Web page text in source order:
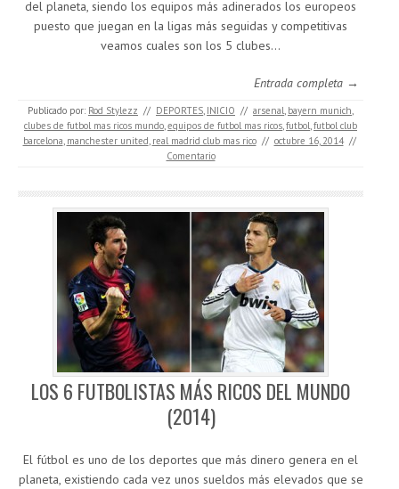
del planeta, siendo los equipos más adinerados los europeos
puesto que juegan en la ligas más seguidas y competitivas
veamos cuales son los 5 clubes…
Entrada completa →
Publicado por: Rod Stylezz // DEPORTES, INICIO // arsenal, bayern munich,
clubes de futbol mas ricos mundo,equipos de futbol mas ricos,futbol,futbol club
barcelona, manchester united, real madrid club mas rico // octubre 16, 2014 //
Comentario
LOS 6 FUTBOLISTAS MÁS RICOS DEL MUNDO
(2014)
El fútbol es uno de los deportes que más dinero genera en el
planeta, existiendo cada vez unos sueldos más elevados que se